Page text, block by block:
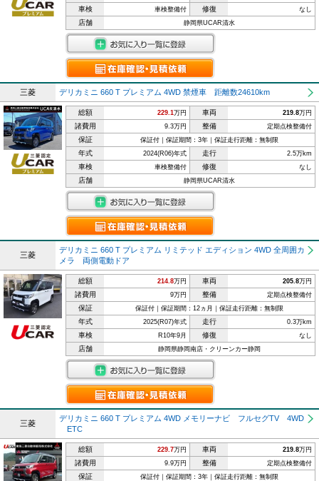
車検 車検整備付 修復 なし
店舗 静岡県UCAR清水
三菱 デリカミニ 660 T プレミアム 4WD 禁煙車 距離数24610km
総額 229.1万円 車両 219.8万円
諸費用 9.3万円 整備 定期点検整備付
保証 保証付｜保証期間：3年｜保証走行距離：無制限
年式 2024(R06)年式 走行 2.5万km
車検 車検整備付 修復 なし
店舗 静岡県UCAR清水
三菱
デリカミニ 660 T プレミアム リミテッド エディション 4WD 全周囲カ
メラ 両側電動ドア
総額 214.8万円 車両 205.8万円
諸費用 9万円 整備 定期点検整備付
保証 保証付｜保証期間：12ヵ月｜保証走行距離：無制限
年式 2025(R07)年式 走行 0.3万km
車検 R10年9月 修復 なし
店舗 静岡県静岡南店・クリーンカー静岡
三菱
デリカミニ 660 T プレミアム 4WD メモリーナビ フルセグTV 4WD
ETC
総額 229.7万円 車両 219.8万円
諸費用 9.9万円 整備 定期点検整備付
保証 保証付｜保証期間：3年｜保証走行距離：無制限